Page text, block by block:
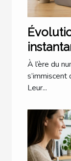
dans
À l’ère du
Leur...